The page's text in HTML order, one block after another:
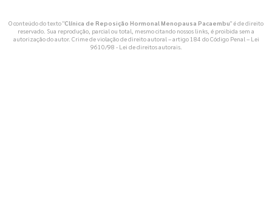
O conteúdo do texto "Clínica de Reposição Hormonal Menopausa Pacaembu" é de direito
reservado. Sua reprodução, parcial ou total, mesmo citando nossos links, é proibida sem a
autorização do autor. Crime de violação de direito autoral – artigo 184 do Código Penal – Lei
9610/98 - Lei de direitos autorais.